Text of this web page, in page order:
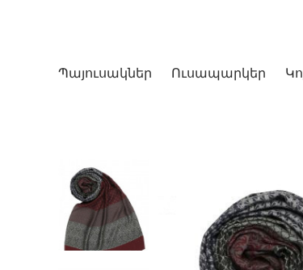
Պայուսակներ Ուսապարկեր